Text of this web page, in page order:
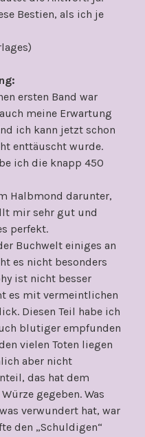
Bestien, als ich je
ersten Band war
meine Erwartung
ich kann jetzt schon
enttäuscht wurde.
ich die knapp 450
Halbmond darunter,
mir sehr gut und
perfekt.
Buchwelt einiges an
es nicht besonders
ist nicht besser
es mit vermeintlichen
Diesen Teil habe ich
blutiger empfunden
vielen Toten liegen
aber nicht
das hat dem
gegeben. Was
verwundert hat, war
den „Schuldigen“